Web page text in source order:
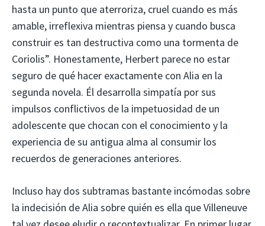
hasta un punto que aterroriza, cruel cuando es más
amable, irreflexiva mientras piensa y cuando busca
construir es tan destructiva como una tormenta de
Coriolis”. Honestamente, Herbert parece no estar
seguro de qué hacer exactamente con Alia en la
segunda novela. Él desarrolla simpatía por sus
impulsos conflictivos de la impetuosidad de un
adolescente que chocan con el conocimiento y la
experiencia de su antigua alma al consumir los
recuerdos de generaciones anteriores.
Incluso hay dos subtramas bastante incómodas sobre
la indecisión de Alia sobre quién es ella que Villeneuve